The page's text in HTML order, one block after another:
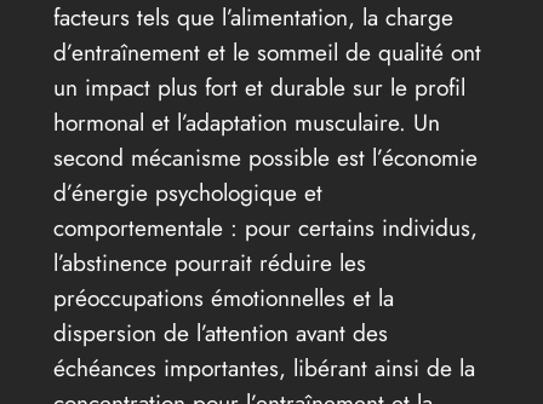
facteurs tels que l’alimentation, la charge
d’entraînement et le sommeil de qualité ont
un impact plus fort et durable sur le profil
hormonal et l’adaptation musculaire. Un
second mécanisme possible est l’économie
d’énergie psychologique et
comportementale : pour certains individus,
l’abstinence pourrait réduire les
préoccupations émotionnelles et la
dispersion de l’attention avant des
échéances importantes, libérant ainsi de la